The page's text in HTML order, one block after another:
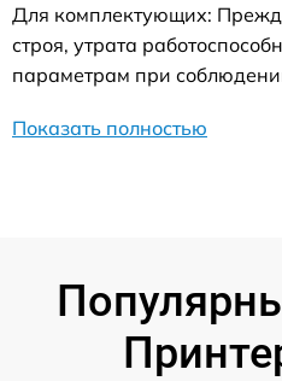
Для комплектующих:
строя, утрата
параметрам при
Показать полностью